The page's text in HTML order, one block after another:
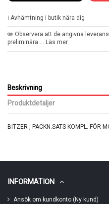
ℹ️ Avhämtning i butik nära dig
✏️ Observera att de angivna
preliminära ... Läs mer
Beskrivning
Produktdetaljer
BITZER , PACKN.SATS KOMPL. FÖR
INFORMATION
Ansök om kundkonto (Ny kund)